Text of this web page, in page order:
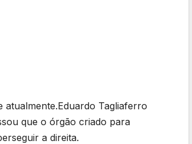
atualmente.Eduardo Tagliaferro
que o órgão criado para
a direita.